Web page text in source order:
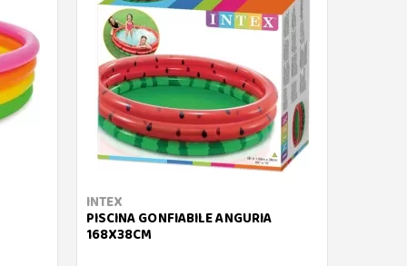
INTEX
PISCINA GONFIABILE ANGURIA
168X38CM